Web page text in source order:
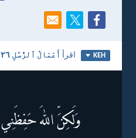
KEH اقرأ أَعْمَالُ ٱلرُّسُلِ ٢٦